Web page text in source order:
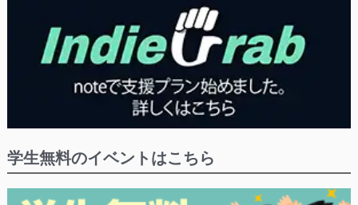
学生無料のイベントはこちら